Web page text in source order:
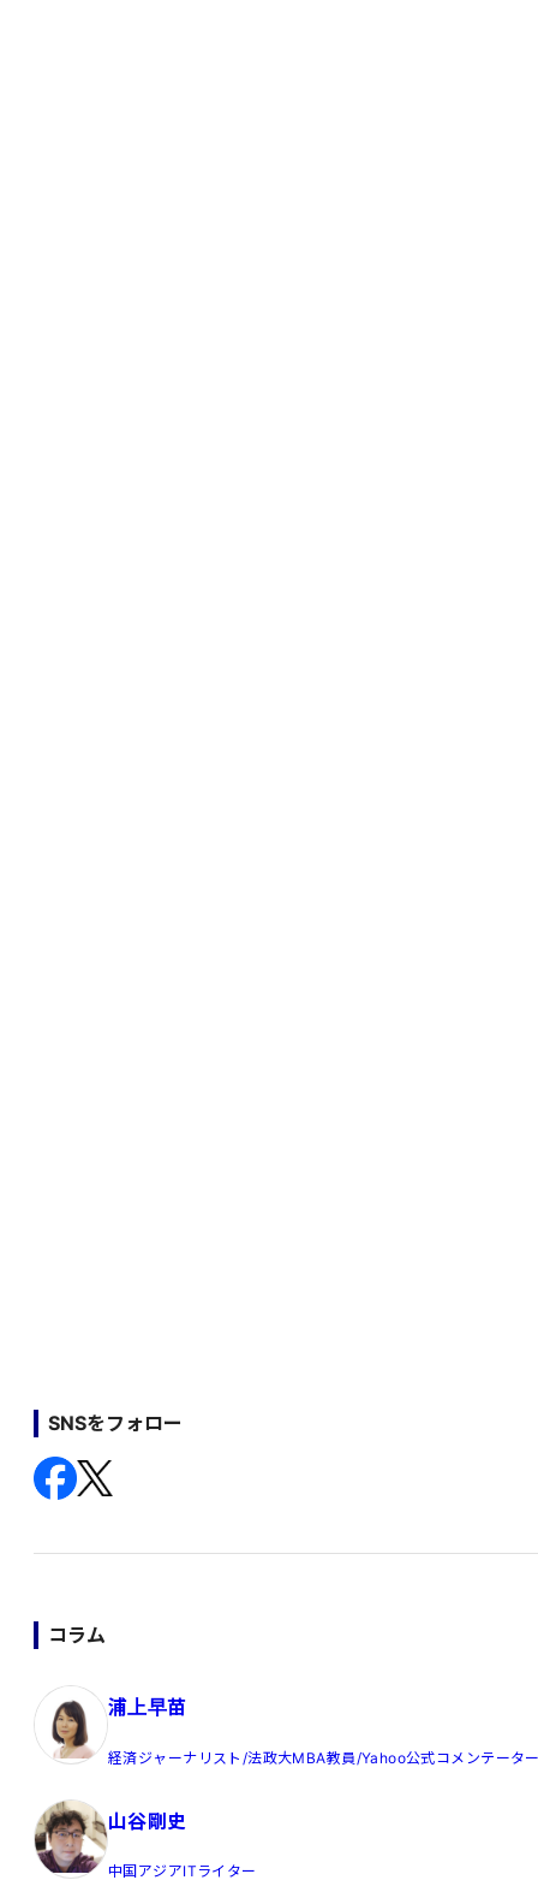
SNSをフォロー
コラム
浦上早苗
経済ジャーナリスト/法政大MBA教員/Yahoo公式コメンテータ
山谷剛史
中国アジアITライター